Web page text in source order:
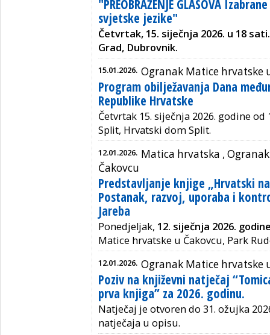
"PREOBRAŽENJE GLASOVA
svjetske jezike"
Četvrtak, 15. siječnja 2026. u 18 sati
Grad, Dubrovnik.
15.01.2026. Ogranak Matice hrvatske
Program obilježavanja Dana
Republike Hrvatske
Četvrtak 15. siječnja 2026. godine od
Split, Hrvatski dom Split.
12.01.2026. Matica hrvatska ,
Čakovcu
Predstavljanje knjige „Hrvatski
Postanak, razvoj, uporaba i
Jareba
Ponedjeljak, 12. siječnja 2026.
Matice hrvatske u Čakovcu, Park
12.01.2026. Ogranak Matice hrvatske
Poziv na književni natječaj
prva knjiga” za 2026. godinu.
Natječaj je otvoren do 31. ožujka
natječaja u opisu.